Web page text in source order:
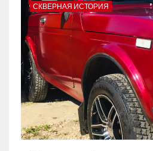
СКВЕРНАЯ ИСТОРИЯ